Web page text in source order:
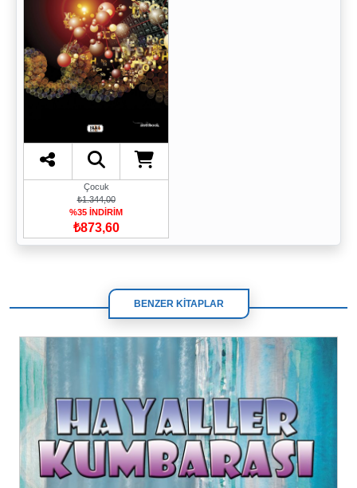
Çocuk
₺1.344,00
%35 İNDİRİM
₺873,60
BENZER KİTAPLAR